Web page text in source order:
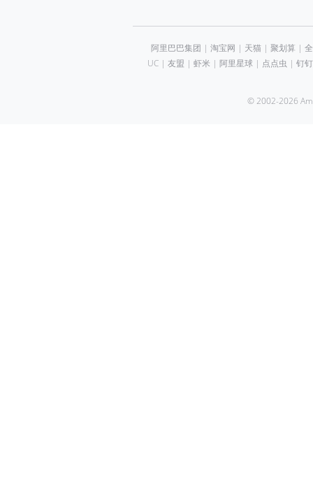
阿里巴巴集团 | 淘宝网 | 天猫| 聚划算 |
UC| 友盟 | 虾米 | 阿里星球| 点点虫 | 钉钉
© 2002-2026